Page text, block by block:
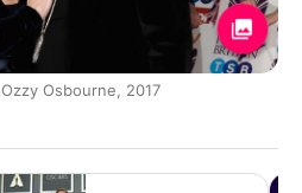
Osbourne, 2017